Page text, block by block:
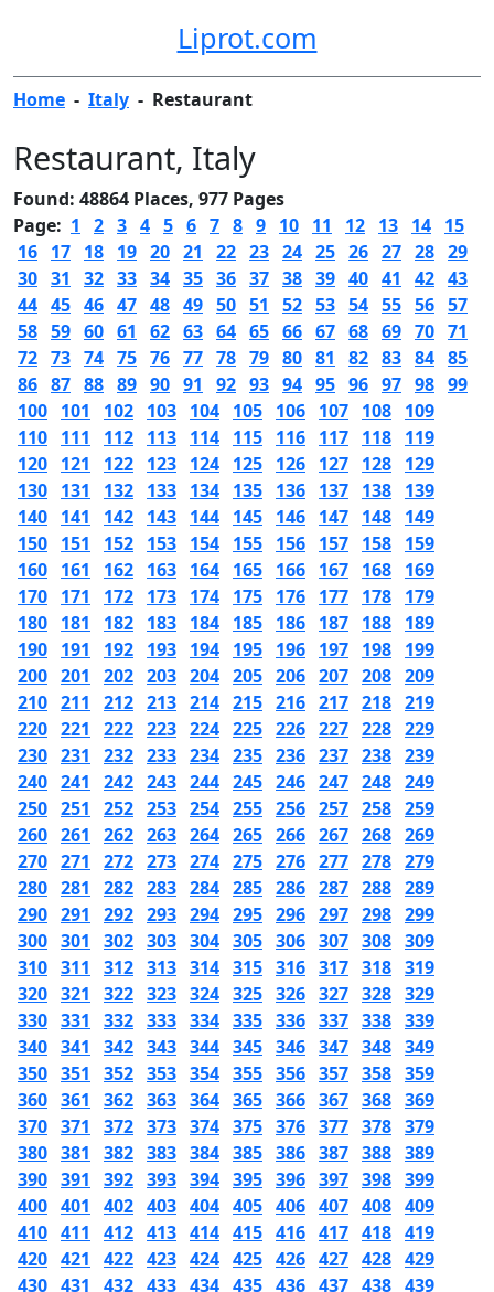
Liprot.com
Home - Italy - Restaurant
Restaurant, Italy
Found: 48864 Places, 977 Pages
Page: 1 2 3 4 5 6 7 8 9 10 11 12 13 14 15
16 17 18 19 20 21 22 23 24 25 26 27 28 29
30 31 32 33 34 35 36 37 38 39 40 41 42 43
44 45 46 47 48 49 50 51 52 53 54 55 56 57
58 59 60 61 62 63 64 65 66 67 68 69 70 71
72 73 74 75 76 77 78 79 80 81 82 83 84 85
86 87 88 89 90 91 92 93 94 95 96 97 98 99
100 101 102 103 104 105 106 107 108 109
110 111 112 113 114 115 116 117 118 119
120 121 122 123 124 125 126 127 128 129
130 131 132 133 134 135 136 137 138 139
140 141 142 143 144 145 146 147 148 149
150 151 152 153 154 155 156 157 158 159
160 161 162 163 164 165 166 167 168 169
170 171 172 173 174 175 176 177 178 179
180 181 182 183 184 185 186 187 188 189
190 191 192 193 194 195 196 197 198 199
200 201 202 203 204 205 206 207 208 209
210 211 212 213 214 215 216 217 218 219
220 221 222 223 224 225 226 227 228 229
230 231 232 233 234 235 236 237 238 239
240 241 242 243 244 245 246 247 248 249
250 251 252 253 254 255 256 257 258 259
260 261 262 263 264 265 266 267 268 269
270 271 272 273 274 275 276 277 278 279
280 281 282 283 284 285 286 287 288 289
290 291 292 293 294 295 296 297 298 299
300 301 302 303 304 305 306 307 308 309
310 311 312 313 314 315 316 317 318 319
320 321 322 323 324 325 326 327 328 329
330 331 332 333 334 335 336 337 338 339
340 341 342 343 344 345 346 347 348 349
350 351 352 353 354 355 356 357 358 359
360 361 362 363 364 365 366 367 368 369
370 371 372 373 374 375 376 377 378 379
380 381 382 383 384 385 386 387 388 389
390 391 392 393 394 395 396 397 398 399
400 401 402 403 404 405 406 407 408 409
410 411 412 413 414 415 416 417 418 419
420 421 422 423 424 425 426 427 428 429
430 431 432 433 434 435 436 437 438 439